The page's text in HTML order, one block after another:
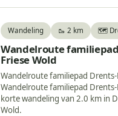
Wandeling 🥾 2 km 🗺️
Wandelroute
Friese Wold
Wandelroute familiepad Drents-
Wandelroute familiepad Drents-
korte wandeling van 2.0 km in
Wold.